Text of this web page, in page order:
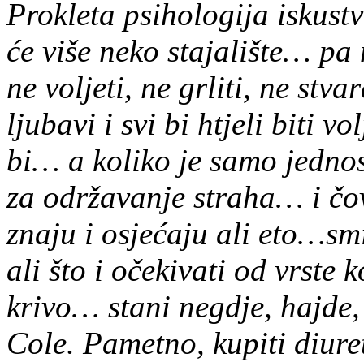
Prokleta psihologija
će više neko stajalište… pa
ne voljeti, ne grliti, ne
ljubavi i svi bi htjeli biti
bi… a koliko je samo
za održavanje straha… i
znaju i osjećaju ali
ali što i očekivati od vrste
krivo… stani negdje,
Cole. Pametno, kupiti